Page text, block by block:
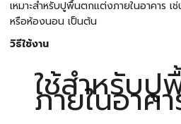
เหมาะสำหรับปูพื้นตกแต่งภายในอาคาร
หรือห้องนอน เป็นต้น
วิธีใช้งาน
ใช้สำหรับ
ภายในอาค